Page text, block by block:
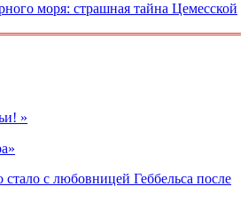
моря: страшная тайна Цемесской
»
стало с любовницей Геббельса после